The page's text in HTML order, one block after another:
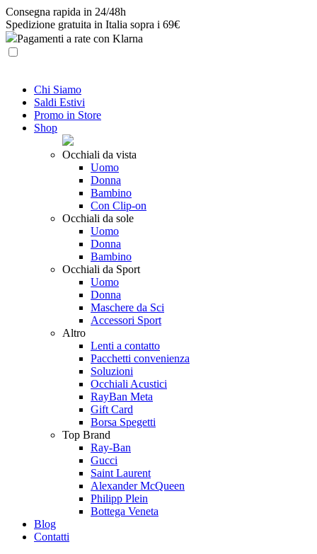
Skip
to
content
Consegna rapida in 24/48h
Spedizione gratuita in Italia sopra i 69€
Pagamenti a rate con Klarna
Chi Siamo
Saldi Estivi
Promo in Store
Shop
Occhiali da vista
Uomo
Donna
Bambino
Con Clip-on
Occhiali da sole
Uomo
Donna
Bambino
Occhiali da Sport
Uomo
Donna
Maschere da Sci
Accessori Sport
Altro
Lenti a contatto
Pacchetti convenienza
Soluzioni
Occhiali Acustici
RayBan Meta
Gift Card
Borsa Spegetti
Top Brand
Ray-Ban
Gucci
Saint Laurent
Alexander McQueen
Philipp Plein
Bottega Veneta
Blog
Contatti